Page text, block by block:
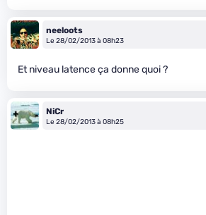
neeloots
Le 28/02/2013 à 08h23
Et niveau latence ça donne quoi ?
NiCr
Le 28/02/2013 à 08h25